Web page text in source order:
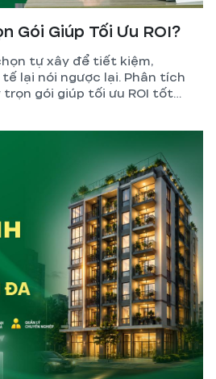
Gói Giúp Tối Ưu ROI?
tự xây để tiết kiệm,
lại nói ngược lại. Phân tích
gói giúp tối ưu ROI tốt